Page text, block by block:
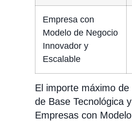
Empresa con
Modelo de Negocio
Innovador y
Escalable
El importe máximo
de Base Tecnológica
Empresas con